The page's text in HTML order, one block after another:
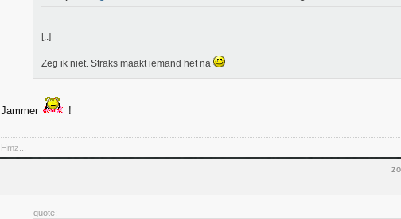
[..]
Zeg ik niet. Straks maakt iemand het na
Jammer !
Hmz...
quote: